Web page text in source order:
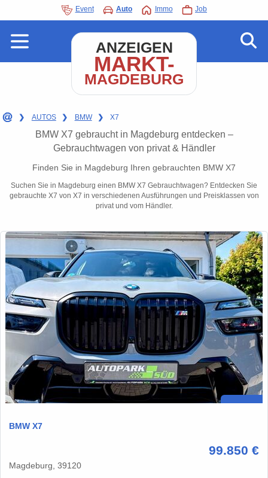
Event Auto Immo Job
ANZEIGEN
MARKT-
MAGDEBURG
❯ AUTOS ❯ BMW ❯ X7
BMW X7 gebraucht in Magdeburg entdecken –
Gebrauchtwagen von privat & Händler
Finden Sie in Magdeburg Ihren gebrauchten BMW X7
Suchen Sie in Magdeburg einen BMW X7 Gebrauchtwagen? Entdecken Sie
gebrauchte X7 von X7 in verschiedenen Ausführungen und Preisklassen von
privat und vom Händler.
BMW X7
99.850 €
Magdeburg, 39120